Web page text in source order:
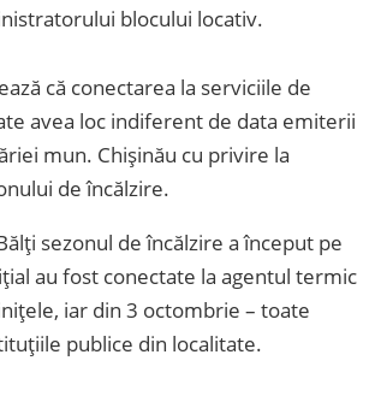
blocului locativ.
că conectarea la serviciile de
avea loc indiferent de data emiterii
mun. Chișinău cu privire la
de încălzire.
sezonul de încălzire a început pe
au fost conectate la agentul termic
iar din 3 octombrie – toate
publice din localitate.